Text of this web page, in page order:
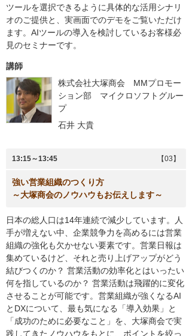
ツールを選択できるように具体的な活用シナリ
オのご提供と、実画面でのデモをご覧いただけ
ます。AIツールの導入を検討しているお客様必
見のセミナーです。
講師
株式会社大塚商会 MMプロモー
ション部 マイクロソフトグルー
プ
石井 大貴
13:15～13:45 【03】
強い営業組織のつくり方
～大塚商会のノウハウもお伝えします～
日本の総人口は14年連続で減少しています。人
手が増えない中、企業競争力を高めるには営業
組織の強化も欠かせない要素です。営業日報は
集めているけど、それと売り上げアップがどう
結びつくのか？ 営業活動の効率化とはいったい
何を指しているのか？ 営業活動は飛躍的に変化
させることが可能です。営業組織が強くなるAI
とDXについて、最も気になる「導入効果」と
「成功のために必要なこと」を、大塚商会で実
践してきたノウハウをもとに、ポイントを絞っ